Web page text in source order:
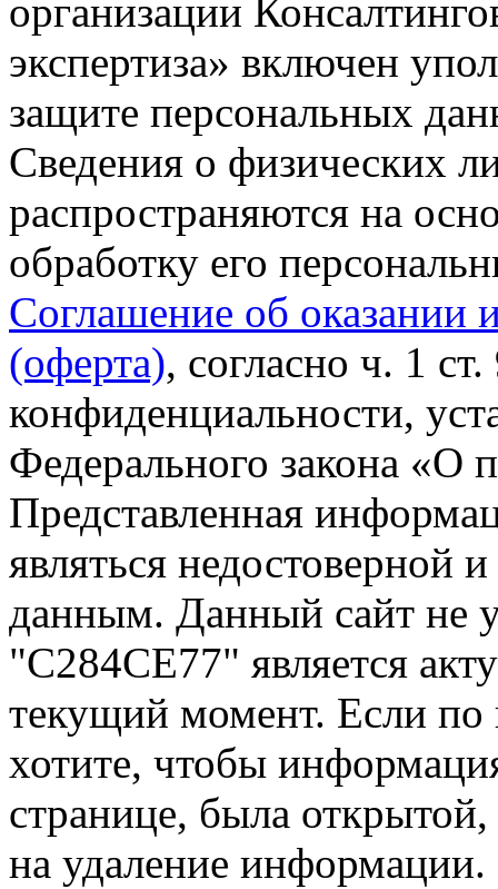
организации
экспертиза» включен
защите персональных
Сведения о физических
распространяются на
обработку его
Соглашение об оказании
(оферта), согласно ч. 1
конфиденциальности,
Федерального закона «О
Представленная
являться недостоверной
данным. Данный сайт не
"С284СЕ77" является
текущий момент. Если
хотите, чтобы
странице, была открытой,
на удаление информации.